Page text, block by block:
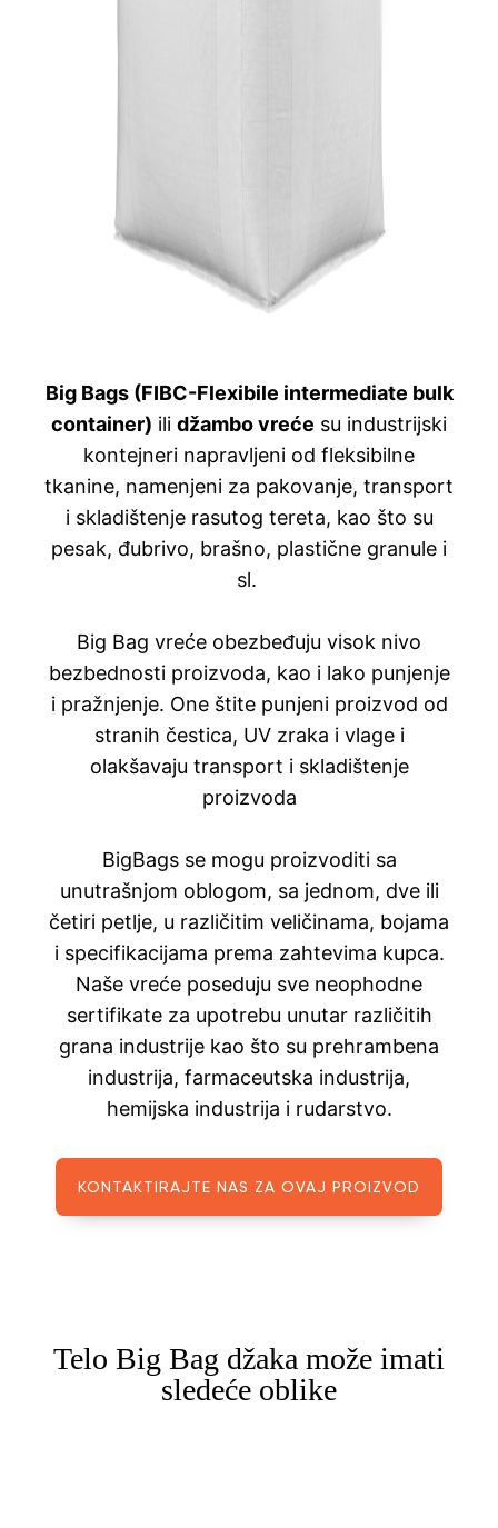
Big Bags (FIBC-Flexibile intermediate bulk
container) ili džambo vreće su industrijski
kontejneri napravljeni od fleksibilne
tkanine, namenjeni za pakovanje, transport
i skladištenje rasutog tereta, kao što su
pesak, đubrivo, brašno, plastične granule i
sl.
Big Bag vreće obezbeđuju visok nivo
bezbednosti proizvoda, kao i lako punjenje
i pražnjenje. One štite punjeni proizvod od
stranih čestica, UV zraka i vlage i
olakšavaju transport i skladištenje
proizvoda
BigBags se mogu proizvoditi sa
unutrašnjom oblogom, sa jednom, dve ili
četiri petlje, u različitim veličinama, bojama
i specifikacijama prema zahtevima kupca.
Naše vreće poseduju sve neophodne
sertifikate za upotrebu unutar različitih
grana industrije kao što su prehrambena
industrija, farmaceutska industrija,
hemijska industrija i rudarstvo.
KONTAKTIRAJTE NAS ZA OVAJ PROIZVOD
Telo Big Bag džaka može imati
sledeće oblike